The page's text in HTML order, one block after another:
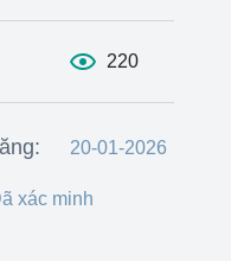
220
20-01-2026
xác minh